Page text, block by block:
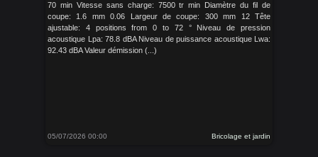
70 min Vitesse sans charge: 7500 tr min Diamètre du fil de
coupe: 1.6 mm 0.06 Largeur de coupe: 300 mm 12 Tête
ajustable: 4 positions from 0 to 72 ° Niveau de pression
acoustique Lpa: 78.8 dBA Niveau de puissance acoustique Lwa:
92.43 dBA Valeur démission (...)
05/07/2026 00:00 Bricolage et jardin